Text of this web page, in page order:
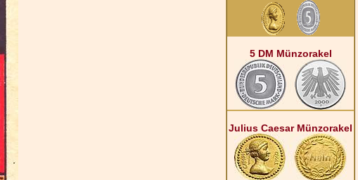
5 DM Münzorakel
Julius Caesar Münzorakel